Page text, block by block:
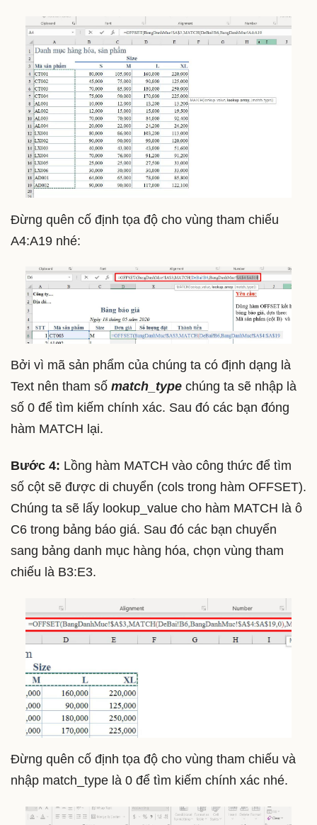
Đừng quên cố định tọa độ cho vùng tham chiếu
A4:A19 nhé:
Bởi vì mã sản phẩm của chúng ta có định dạng là
Text nên tham số match_type chúng ta sẽ nhập là
số 0 để tìm kiếm chính xác. Sau đó các bạn đóng
hàm MATCH lại.
Bước 4: Lồng hàm MATCH vào công thức để tìm
số cột sẽ được di chuyển (cols trong hàm OFFSET).
Chúng ta sẽ lấy lookup_value cho hàm MATCH là ô
C6 trong bảng báo giá. Sau đó các bạn chuyển
sang bảng danh mục hàng hóa, chọn vùng tham
chiếu là B3:E3.
Đừng quên cố định tọa độ cho vùng tham chiếu và
nhập match_type là 0 để tìm kiếm chính xác nhé.